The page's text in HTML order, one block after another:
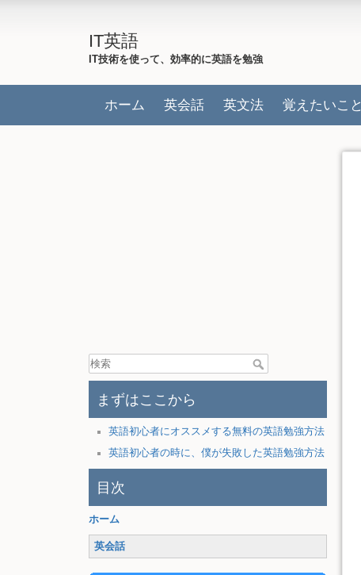
IT英語
IT技術を使って、効率的に英語を勉強
ホーム 英会話 英文法 覚えたいこと
まずはここから
英語初心者にオススメする無料の英語勉強方法
英語初心者の時に、僕が失敗した英語勉強方法
目次
ホーム
英会話